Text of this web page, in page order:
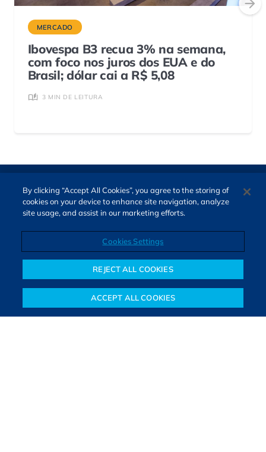
Notícias Colunistas Objetivos financeiros Investimentos Mais
MERCADO
Ibovespa B3 recua 3% na semana,
com foco nos juros dos EUA e do
Brasil; dólar cai a R$ 5,08
3 MIN DE LEITURA
O Bora Investir, site de notícias e educação financeira da B3,
oferece notícias e conteúdos especializados sobre o mercado
composta por especialistas, o site proporciona aprendizado
sólido e confiável, além de artigos de parceiros que ampliam
By clicking “Accept All Cookies”, you agree to the storing of
cookies on your device to enhance site navigation, analyze
site usage, and assist in our marketing efforts.
Cookies Settings
REJECT ALL COOKIES
ACCEPT ALL COOKIES